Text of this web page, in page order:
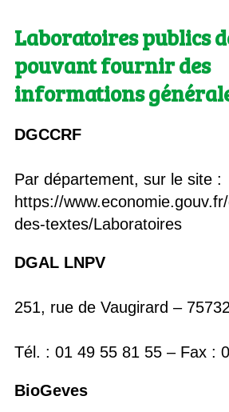
Laboratoires publics
pouvant fournir des
informations
DGCCRF
Par département, sur le site :
https://
des-textes/Laboratoires
DGAL LNPV
251, rue de Vaugirard –
Tél. : 01 49 55 81 55 – Fax :
BioGeves